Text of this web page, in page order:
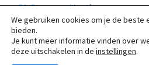
51 Degrees North
Bontmand
Madison Friends
We gebruiken cookies om je de beste
bieden.
Je kunt meer informatie vinden over
deze uitschakelen in de instellingen.